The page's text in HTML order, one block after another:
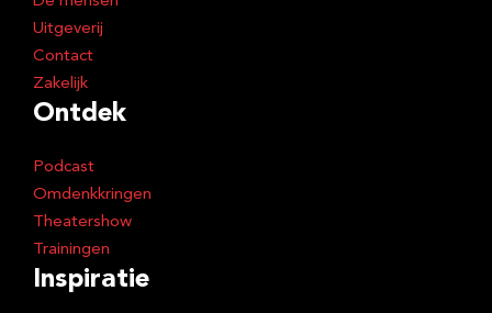
Uitgeverij
Contact
Zakelijk
Ontdek
Podcast
Omdenkkringen
Theatershow
Trainingen
Inspiratie